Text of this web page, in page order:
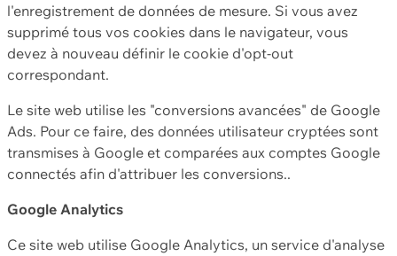
l'enregistrement de données de mesure. Si vous avez
supprimé tous vos cookies dans le navigateur, vous
devez à nouveau définir le cookie d'opt-out
correspondant.
Le site web utilise les "conversions avancées" de Google
Ads. Pour ce faire, des données utilisateur cryptées sont
transmises à Google et comparées aux comptes Google
connectés afin d'attribuer les conversions..
Google Analytics
Ce site web utilise Google Analytics, un service d'analyse